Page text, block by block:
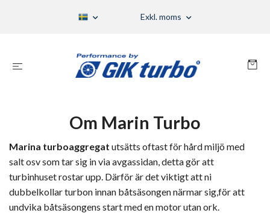
Exkl. moms
Om Marin Turbo
Marina turboaggregat utsätts oftast för hård miljö med
salt osv som tar sig in via avgassidan, detta gör att
turbinhuset rostar upp. Därför är det viktigt att ni
dubbelkollar turbon innan båtsäsongen närmar sig,för att
undvika båtsäsongens start med en motor utan ork.